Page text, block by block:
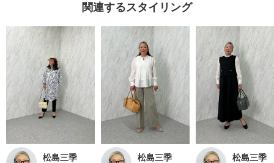
関連するスタイリング
松島三季 松島三季 松島三季